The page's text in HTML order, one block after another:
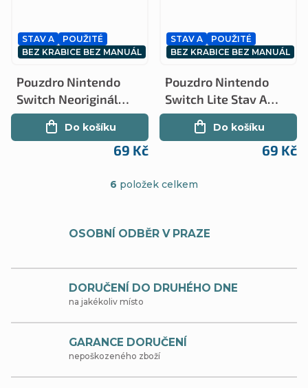
STAV A
POUŽITÉ
BEZ KRABICE BEZ MANUÁL
Pouzdro Nintendo
Switch Neoriginál
Stav A (NS)
69 Kč
Do košíku
STAV A
POUŽITÉ
BEZ KRABICE BEZ MANUÁL
Pouzdro Nintendo
Switch Lite Stav A
(NS)
69 Kč
Do košíku
l
á
d
í
p
6 položek celkem
OSOBNÍ ODBĚR V PRAZE
DORUČENÍ DO DRUHÉHO DNE
na jakékoliv místo
GARANCE DORUČENÍ
nepoškozeného zboží